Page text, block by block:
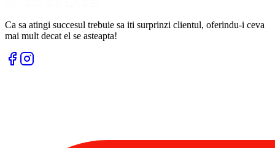
Ca sa atingi succesul trebuie sa iti surprinzi clientul, oferindu-i ceva
mai mult decat el se asteapta!